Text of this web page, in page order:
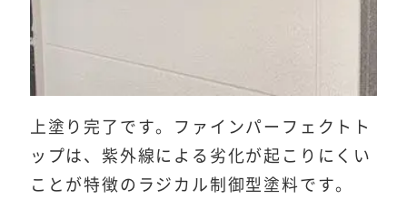
上塗り完了です。ファインパーフェクトト
ップは、紫外線による劣化が起こりにくい
ことが特徴のラジカル制御型塗料です。